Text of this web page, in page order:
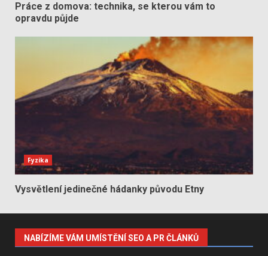
Práce z domova: technika, se kterou vám to
opravdu půjde
Fyzika
Vysvětlení jedinečné hádanky původu Etny
NABÍZÍME VÁM UMÍSTĚNÍ SEO A PR ČLÁNKŮ